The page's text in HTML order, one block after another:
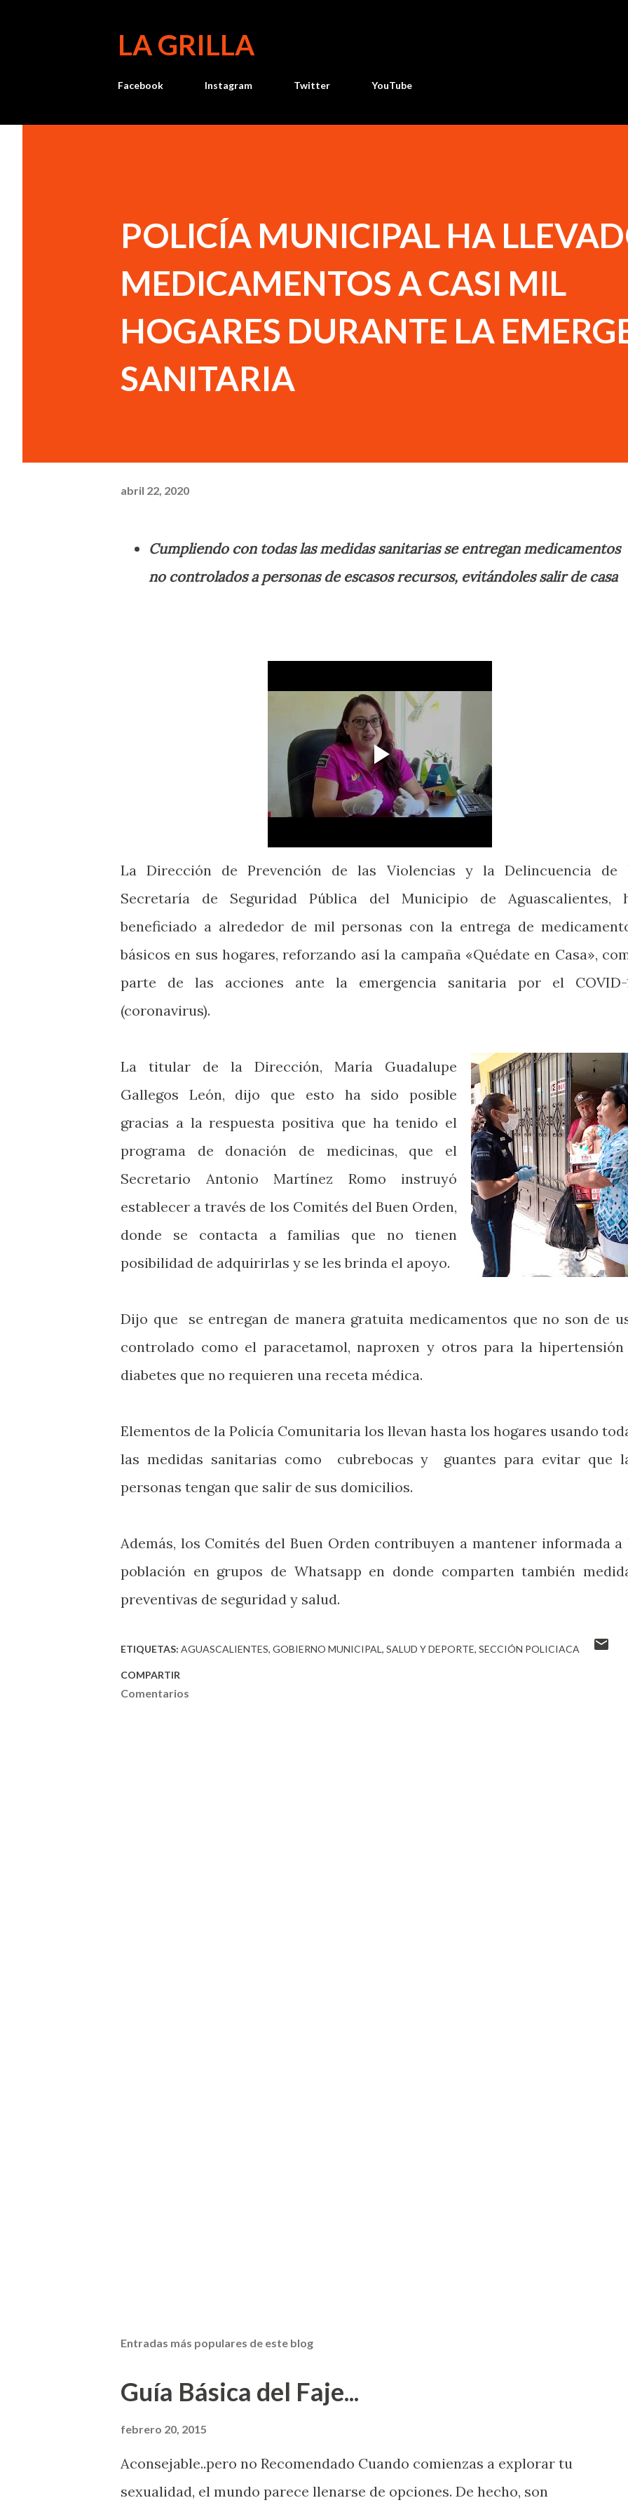
LA GRILLA
Facebook Instagram Twitter YouTube
POLICÍA MUNICIPAL HA
MEDICAMENTOS A CASI MIL
HOGARES DURANTE LA
SANITARIA
abril 22, 2020
Cumpliendo con todas las medidas sanitarias se entregan medicamentos
no controlados a personas de escasos recursos, evitándoles salir de casa
La Dirección de Prevención de las Violencias y la Delincuencia de
Secretaría de Seguridad Pública del Municipio de Aguascalientes,
beneficiado a alrededor de mil personas con la entrega de
básicos en sus hogares, reforzando así la campaña «Quédate en Casa»,
parte de las acciones ante la emergencia sanitaria por el COVID-
(coronavirus).
La titular de la Dirección, María Guadalupe
Gallegos León, dijo que esto ha sido posible
gracias a la respuesta positiva que ha tenido el
programa de donación de medicinas, que el
Secretario Antonio Martínez Romo instruyó
establecer a través de los Comités del Buen Orden,
donde se contacta a familias que no tienen
posibilidad de adquirirlas y se les brinda el apoyo.
Dijo que se entregan de manera gratuita medicamentos que no son de
controlado como el paracetamol, naproxen y otros para la
diabetes que no requieren una receta médica.
Elementos de la Policía Comunitaria los llevan hasta los hogares usando
las medidas sanitarias como cubrebocas y guantes para evitar que
personas tengan que salir de sus domicilios.
Además, los Comités del Buen Orden contribuyen a mantener informada a
población en grupos de Whatsapp en donde comparten también
preventivas de seguridad y salud.
ETIQUETAS: AGUASCALIENTES GOBIERNO MUNICIPAL SALUD Y DEPORTE SECCIÓN POLICIACA
COMPARTIR
Comentarios
Entradas más populares de este blog
Guía Básica del Faje...
febrero 20, 2015
Aconsejable..pero no Recomendado Cuando comienzas a explorar tu
sexualidad, el mundo parece llenarse de opciones. De hecho, son